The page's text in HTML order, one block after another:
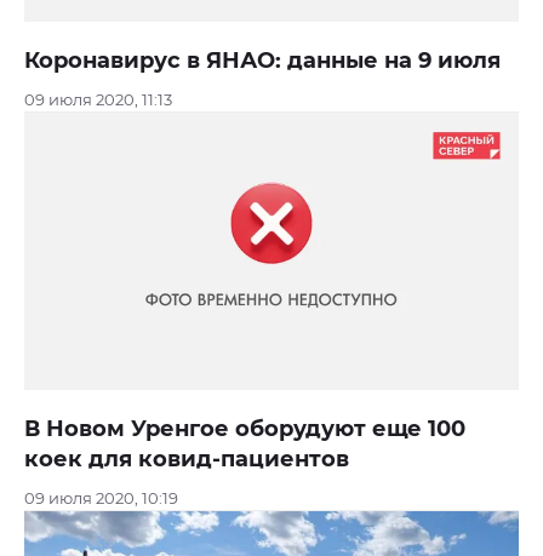
Коронавирус в ЯНАО: данные на 9 июля
09 июля 2020, 11:13
В Новом Уренгое оборудуют еще 100
коек для ковид-пациентов
09 июля 2020, 10:19